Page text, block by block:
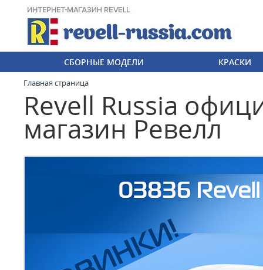
СБОРНЫЕ МОДЕЛИ КРАСКИ
Главная страница
Revell Russia
магазин Ревелл